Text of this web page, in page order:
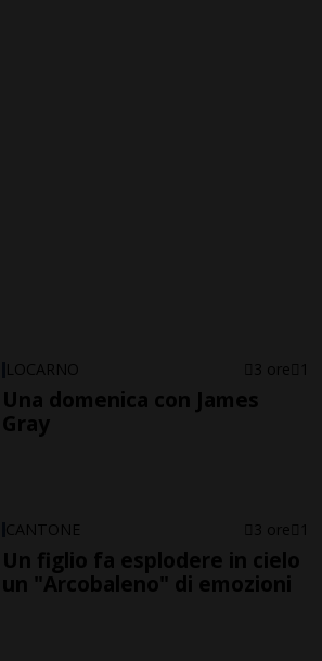
LOCARNO 3 ore 1
Una domenica con James
Gray
CANTONE 3 ore 1
Un figlio fa esplodere in cielo
un "Arcobaleno" di emozioni